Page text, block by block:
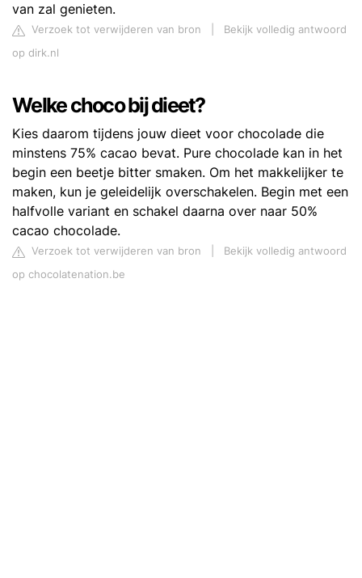
van zal genieten.
Verzoek tot verwijderen van bron
Bekijk volledig antwoord
op dirk.nl
Welke choco bij dieet?
Kies daarom tijdens jouw dieet voor chocolade die
minstens 75% cacao bevat. Pure chocolade kan in het
begin een beetje bitter smaken. Om het makkelijker te
maken, kun je geleidelijk overschakelen. Begin met een
halfvolle variant en schakel daarna over naar 50%
cacao chocolade.
Verzoek tot verwijderen van bron
Bekijk volledig antwoord
op chocolatenation.be